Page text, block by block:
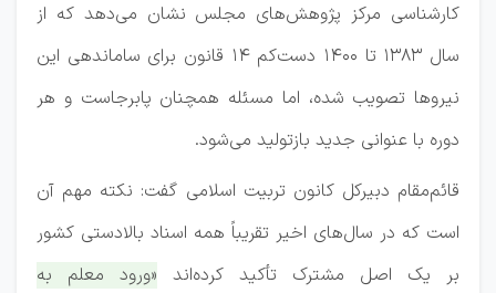
کارشناسی مرکز پژوهش‌های مجلس نشان می‌دهد که از
سال ۱۳۸۳ تا ۱۴۰۰ دست‌کم ۱۴ قانون برای ساماندهی این
نیروها تصویب شده، اما مسئله همچنان پابرجاست و هر
دوره با عنوانی جدید بازتولید می‌شود.
قائم‌مقام دبیرکل کانون تربیت اسلامی گفت: نکته مهم آن
است که در سال‌های اخیر تقریباً همه اسناد بالادستی کشور
بر یک اصل مشترک تأکید کرده‌اند «ورود معلم به